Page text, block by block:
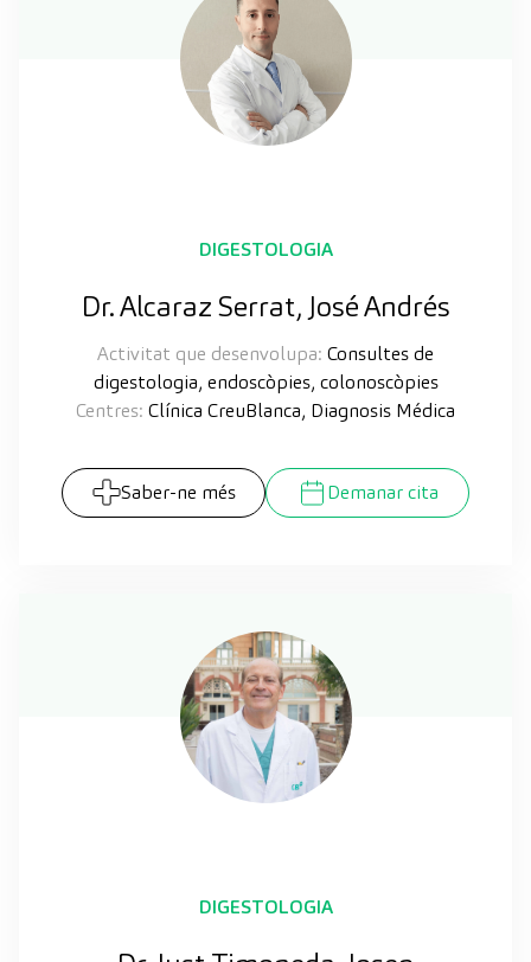
DIGESTOLOGIA
Dr. Alcaraz Serrat, José Andrés
Activitat que desenvolupa: Consultes de
digestologia, endoscòpies, colonoscòpies
Centres: Clínica CreuBlanca, Diagnosis Médica
Saber-ne més Demanar cita
DIGESTOLOGIA